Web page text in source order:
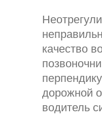
качество
дорожной
водитель